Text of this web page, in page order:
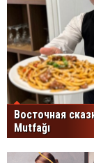
Восточная
Mutfağı